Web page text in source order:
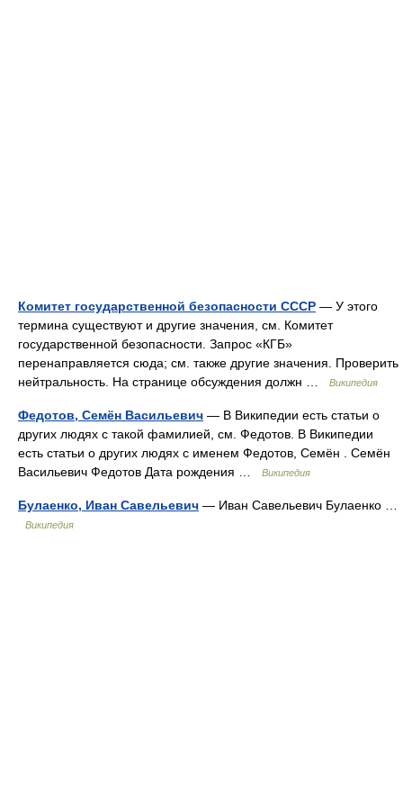
Комитет государственной безопасности СССР — У этого
термина существуют и другие значения, см. Комитет
государственной безопасности. Запрос «КГБ»
перенаправляется сюда; см. также другие значения. Проверить
нейтральность. На странице обсуждения должн …
Википедия
Федотов, Семён Васильевич — В Википедии есть статьи о
других людях с такой фамилией, см. Федотов. В Википедии
есть статьи о других людях с именем Федотов, Семён . Семён
Васильевич Федотов Дата рождения …
Википедия
Булаенко, Иван Савельевич — Иван Савельевич Булаенко …
Википедия